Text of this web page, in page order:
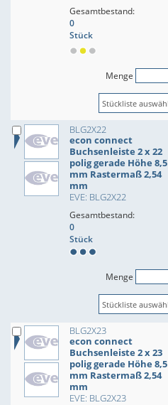
Gesamtbestand:
0
Stück
Menge
BLG2X22
econ connect
Buchsenleiste 2 x 22
polig gerade Höhe 8,5
mm Rastermaß 2,54
mm
EVE: BLG2X22
Gesamtbestand:
0
Stück
Menge
BLG2X23
econ connect
Buchsenleiste 2 x 23
polig gerade Höhe 8,5
mm Rastermaß 2,54
mm
EVE: BLG2X23